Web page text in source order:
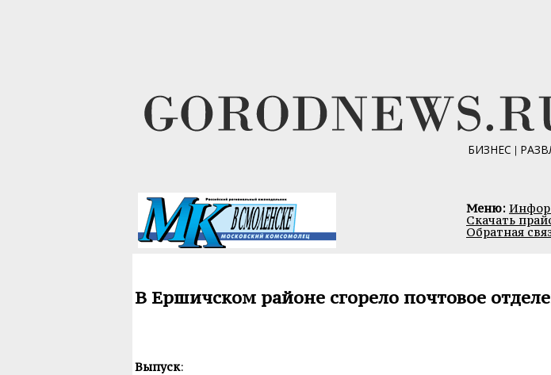
БИЗНЕС |
Меню:
Скачать
Обратная
В Ершичском районе сгорело почтовое
Выпуск: